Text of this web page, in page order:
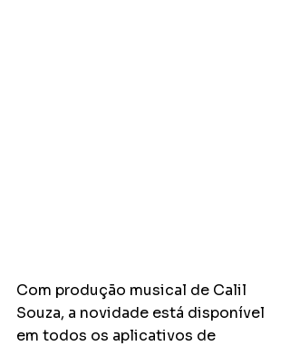
Com produção musical de Calil
Souza, a novidade está disponível
em todos os aplicativos de